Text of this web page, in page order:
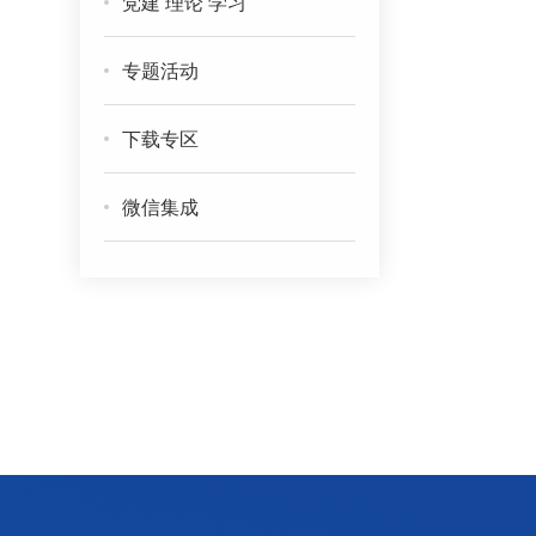
专题活动
下载专区
微信集成